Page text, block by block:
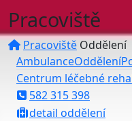
Pracoviště
Pracoviště Oddělení
AmbulanceOddělení
Centrum léčebné
582 315 398
detail oddělení